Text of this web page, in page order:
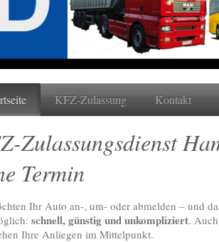
KFZ-Zulassung Kontakt
Zulassungsdienst
Termin
Ihr Auto an-, um- oder abmelden – und
schnell, günstig und unkompliziert. Auch
Ihre Anliegen im Mittelpunkt.